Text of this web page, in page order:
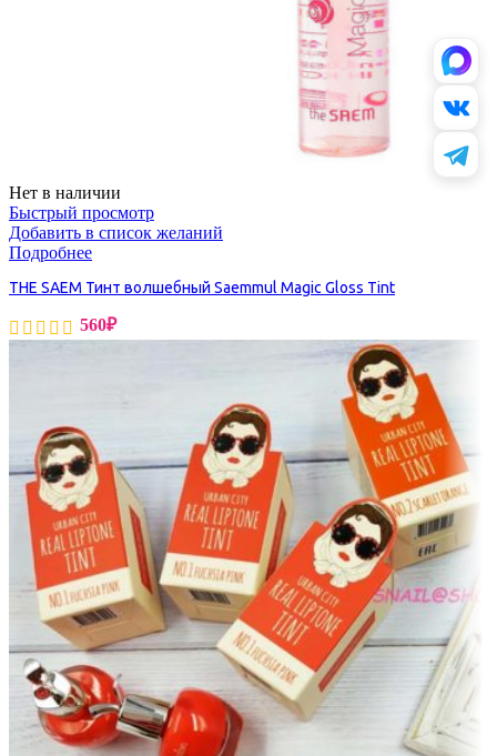
Нет в наличии
Быстрый просмотр
Добавить в список желаний
Подробнее
THE SAEM Тинт волшебный Saemmul Magic Gloss Tint
560₽